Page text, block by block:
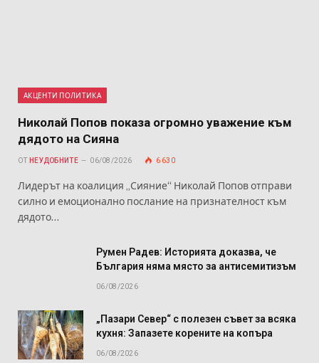
АКЦЕНТИ ПОЛИТИКА
Николай Попов показа огромно уважение към
дядото на Сияна
ОТ НЕУДОБНИТЕ 06/08/2026 6 630
Лидерът на коалиция „Сияние“ Николай Попов отправи
силно и емоционално послание на признателност към
дядото…
Румен Радев: Историята доказва, че
България няма място за антисемитизъм
06/08/2026
„Пазари Север“ с полезен съвет за всяка
кухня: Запазете корените на копъра
06/08/2026